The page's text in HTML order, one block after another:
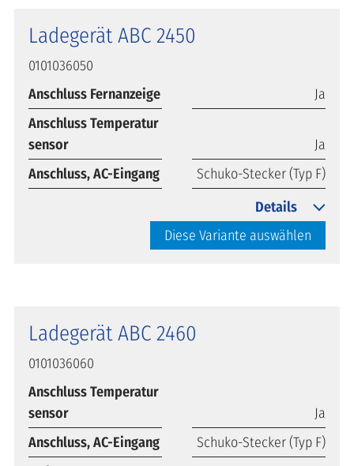
Ladegerät ABC 2450
0101036050
Anschluss Fernanzeige
Ja
Anschluss Temperatur
sensor
Ja
Anschluss, AC-Eingang
Schuko-Stecker (Typ F)
Diese Variante auswählen
Details
Ladegerät ABC 2460
0101036060
Anschluss Temperatur
sensor
Ja
Anschluss, AC-Eingang
Schuko-Stecker (Typ F)